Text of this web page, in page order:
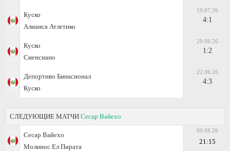
Куско
Алианса Атлетико
19.07.26
4:1
Куско
Сиенсиано
29.06.26
1:2
Депортиво Бинасионал
Куско
22.06.26
4:3
СЛЕДУЮЩИЕ МАТЧИ Сесар Вайехо
Сесар Вайехо
Молинос Ел Пирата
09.08.26
21:15